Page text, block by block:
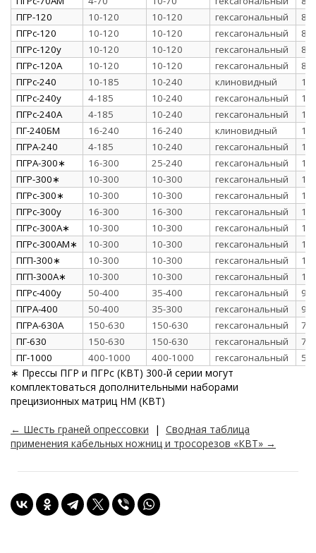
ПГР-120
10-120 10-120 гексагональный
8
ПГРс-120
10-120 10-120 гексагональный
8
ПГРс-120у
10-120 10-120 гексагональный
8
ПГРс-120А
10-120 10-120 гексагональный
8
ПГРс-240
10-185 10-240 клиновидный
1
ПГРс-240у
4-185 10-240 гексагональный
12
ПГРс-240А
4-185 10-240 гексагональный
12
ПГ-240БМ
16-240 16-240 клиновидный
1
ПГРА-240
4-185 10-240 гексагональный
12
ПГРА-300∗
16-300 25-240 гексагональный
11
ПГР-300∗
10-300 10-300 гексагональный
12
ПГРс-300∗
10-300 10-300 гексагональный
12
ПГРс-300у
16-300 16-300 гексагональный
11
ПГРс-300А∗
10-300 10-300 гексагональный
12
ПГРс-300АМ∗
10-300 10-300 гексагональный
12
ПГП-300∗
10-300 10-300 гексагональный
12
ПГП-300А∗
10-300 10-300 гексагональный
12
ПГРс-400у
50-400 35-400 гексагональный
9
ПГРА-400
50-400 35-300 гексагональный
9
ПГРА-630А
150-630 150-630 гексагональный
7
ПГ-630
150-630 150-630 гексагональный
7
ПГ-1000
400-1000 400-1000 гексагональный 5
∗ Прессы ПГР и ПГРс (КВТ) 300-й серии могут
комплектоваться дополнительными наборами
прецизионных матриц НМ (КВТ)
← Шесть граней опрессовки | Сводная таблица
применения кабельных ножниц и тросорезов «КВТ» →